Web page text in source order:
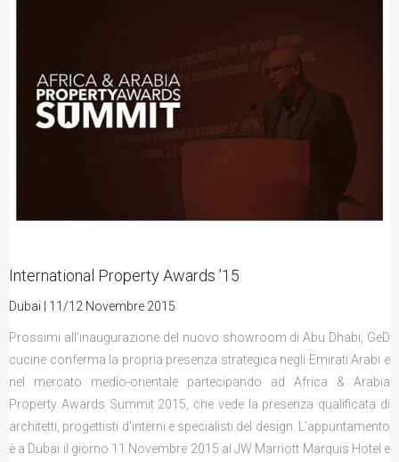
International Property Awards ’15
Dubai | 11/12 Novembre 2015
Prossimi all’inaugurazione del nuovo showroom di Abu Dhabi, GeD
cucine conferma la propria presenza strategica negli Emirati Arabi e
nel mercato medio-orientale partecipando ad Africa & Arabia
Property Awards Summit 2015, che vede la presenza qualificata di
architetti, progettisti d’interni e specialisti del design. L’appuntamento
è a Dubai il giorno 11 Novembre 2015 al JW Marriott Marquis Hotel e